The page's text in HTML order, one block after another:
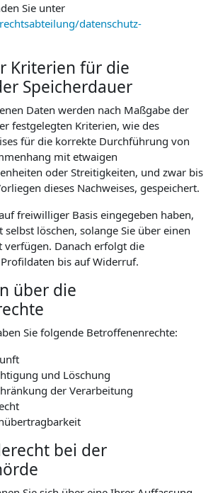
Sie unter
datenschutz-
Kriterien für die
Speicherdauer
Daten werden nach Maßgabe der
festgelegten Kriterien, wie des
für die korrekte Durchführung von
mit etwaigen
oder Streitigkeiten, und zwar bis
dieses Nachweises, gespeichert.
freiwilliger Basis eingegeben haben,
selbst löschen, solange Sie über einen
verfügen. Danach erfolgt die
bis auf Widerruf.
über die
Sie folgende Betroffenenrechte:
und Löschung
der Verarbeitung
bei der